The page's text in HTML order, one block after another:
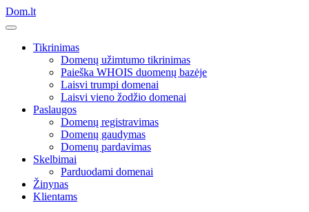
Dom.lt
Tikrinimas
Domenų užimtumo tikrinimas
Paieška WHOIS duomenų bazėje
Laisvi trumpi domenai
Laisvi vieno žodžio domenai
Paslaugos
Domenų registravimas
Domenų gaudymas
Domenų pardavimas
Skelbimai
Parduodami domenai
Žinynas
Klientams